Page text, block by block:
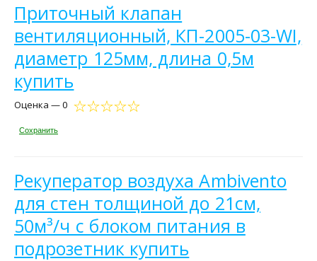
Приточный клапан
вентиляционный, КП-2005-03-WI,
диаметр 125мм, длина 0,5м
купить
Оценка — 0
Сохранить
Рекуператор воздуха Ambivento
для стен толщиной до 21см,
50м³/ч с блоком питания в
подрозетник купить